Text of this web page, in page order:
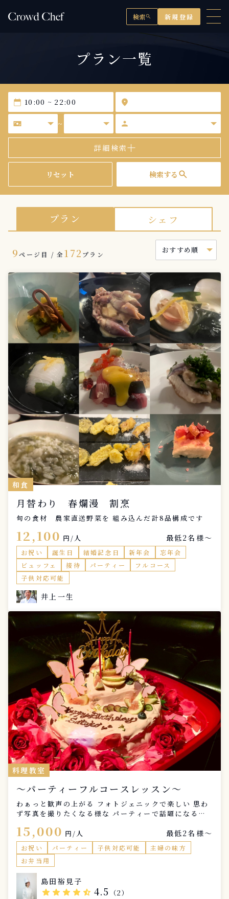
検索search 新規登録
プラン一覧
calendar_today
location_on
universal_currency_alt
~ person
詳細検索
リセット 検索する search
プラン シェフ
9ページ目 / 全 172 プラン
和食
月替わり 春爛漫 割烹
旬の食材 農家直送野菜を 組み込んだ計8品構成です
12,100 円/人 最低2名様〜
お祝い 誕生日 結婚記念日 新年会
忘年会
ビュッフェ
接待 パーティー
フルコース
子供対応可能
井上一生
料理教室
〜パーティーフルコースレッスン〜
わぁっと歓声の上がる フォトジェニックで楽しい 思わ
ず写真を撮りたくなる様な パーティーで話題になる映
る色使いを学ぶ ・小道具や撮影のコツ ・実習(調理) ・
盛り付け&撮影 ・実食 ※お持ち帰りご希望の方は各自
入れ物等をご用意ください。 ・レシピ作成 ◇メニュー
(全5品)◇ ・前菜 ・スープor温菜 ・パンorライスor
麺 ・メインディッシュ ・デザート ◇所要時間◇ 3時間
※材料費、フルコース実食(お持ち帰り可能)、レッスン
レシピ付
15,000 円/人 最低2名様〜
お祝い パーティー 子供対応可能
主婦の味方
お弁当用
島田裕見子
star star star star star_half 4.5 （2）